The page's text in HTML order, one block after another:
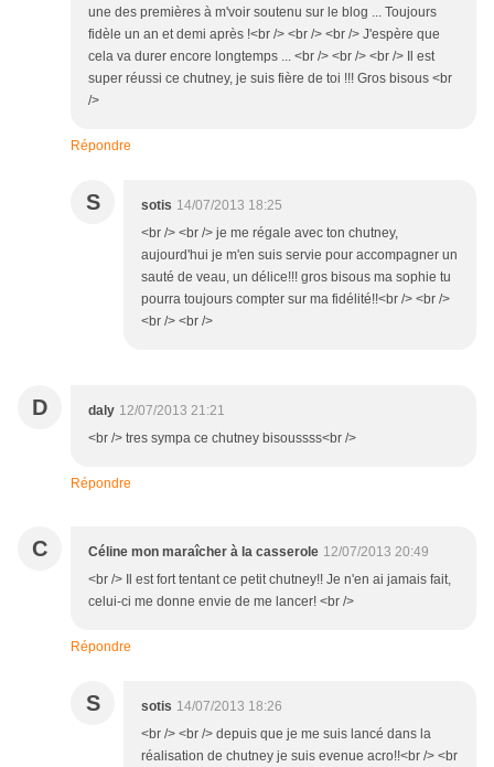
une des premières à m'voir soutenu sur le blog ... Toujours
fidèle un an et demi après !<br /> <br /> <br /> J'espère que
cela va durer encore longtemps ... <br /> <br /> <br /> Il est
super réussi ce chutney, je suis fière de toi !!! Gros bisous <br
/>
Répondre
S sotis 14/07/2013 18:25
<br /> <br /> je me régale avec ton chutney,
aujourd'hui je m'en suis servie pour accompagner un
sauté de veau, un délice!!! gros bisous ma sophie tu
pourra toujours compter sur ma fidélité!!<br /> <br />
<br /> <br />
D daly 12/07/2013 21:21
<br /> tres sympa ce chutney bisoussss<br />
Répondre
C Céline mon maraîcher à la casserole 12/07/2013 20:49
<br /> Il est fort tentant ce petit chutney!! Je n'en ai jamais fait,
celui-ci me donne envie de me lancer! <br />
Répondre
S sotis 14/07/2013 18:26
<br /> <br /> depuis que je me suis lancé dans la
réalisation de chutney je suis evenue acro!!<br /> <br